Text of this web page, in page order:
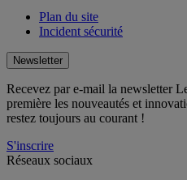
Plan du site
Incident sécurité
Newsletter
Recevez par e-mail la newsletter
première les nouveautés et
restez toujours au courant !
S'inscrire
Réseaux sociaux